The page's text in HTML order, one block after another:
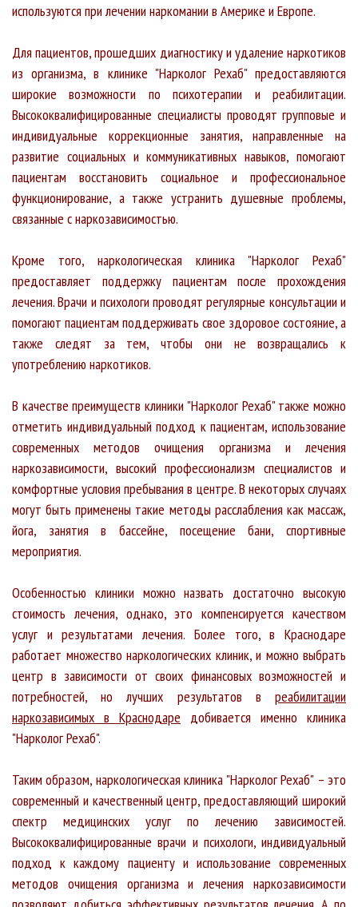
используются при лечении наркомании в Америке и Европе.
Для пациентов, прошедших диагностику и удаление наркотиков
из организма, в клинике "Нарколог Рехаб" предоставляются
широкие возможности по психотерапии и реабилитации.
Высококвалифицированные специалисты проводят групповые и
индивидуальные коррекционные занятия, направленные на
развитие социальных и коммуникативных навыков, помогают
пациентам восстановить социальное и профессиональное
функционирование, а также устранить душевные проблемы,
связанные с наркозависимостью.
Кроме того, наркологическая клиника "Нарколог Рехаб"
предоставляет поддержку пациентам после прохождения
лечения. Врачи и психологи проводят регулярные консультации и
помогают пациентам поддерживать свое здоровое состояние, а
также следят за тем, чтобы они не возвращались к
употреблению наркотиков.
В качестве преимуществ клиники "Нарколог Рехаб" также можно
отметить индивидуальный подход к пациентам, использование
современных методов очищения организма и лечения
наркозависимости, высокий профессионализм специалистов и
комфортные условия пребывания в центре. В некоторых случаях
могут быть применены такие методы расслабления как массаж,
йога, занятия в бассейне, посещение бани, спортивные
мероприятия.
Особенностью клиники можно назвать достаточно высокую
стоимость лечения, однако, это компенсируется качеством
услуг и результатами лечения. Более того, в Краснодаре
работает множество наркологических клиник, и можно выбрать
центр в зависимости от своих финансовых возможностей и
потребностей, но лучших результатов в реабилитации
наркозависимых в Краснодаре добивается именно клиника
"Нарколог Рехаб".
Таким образом, наркологическая клиника "Нарколог Рехаб" – это
современный и качественный центр, предоставляющий широкий
спектр медицинских услуг по лечению зависимостей.
Высококвалифицированные врачи и психологи, индивидуальный
подход к каждому пациенту и использование современных
методов очищения организма и лечения наркозависимости